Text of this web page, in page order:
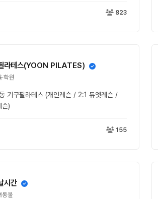
823
라테스(YOON PILATES)
학원
기구필라테스 (개인레슨 / 2:1 듀엣레슨 /
슨)
155
시간
동물